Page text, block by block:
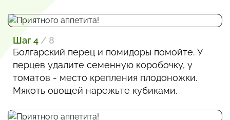
Шаг 4 / 8
Болгарский перец и помидоры помойте. У
перцев удалите семенную коробочку, у
томатов - место крепления плодоножки.
Мякоть овощей нарежьте кубиками.